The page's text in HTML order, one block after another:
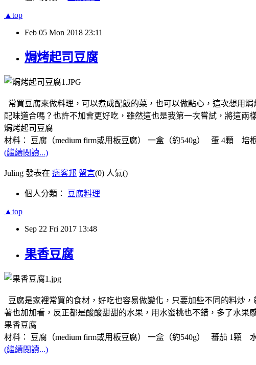
▲top
Feb 05 Mon 2018 23:11
焗烤起司豆腐
常買豆腐來做料理，可以煮成配飯的菜，也可以做點心，這次想用
配味道合嗎？也許不加會更好吃，雖然這也是我第一次嘗試，將這
焗烤起司豆腐
材料： 豆腐（medium firm或用板豆腐） 一盒（約540g） 蛋 4顆 培
(繼續閱讀...)
Juling 發表在 痞客邦 留言(0) 人氣()
個人分類： 豆腐料理
▲top
Sep 22 Fri 2017 13:48
果香豆腐
豆腐是家裡常買的食材，好吃也容易做變化，只要加些不同的料炒
著也加加看，反正都是酸酸甜甜的水果，用水蜜桃也不錯，多了水果
果香豆腐
材料： 豆腐（medium firm或用板豆腐） 一盒（約540g） 蕃茄 1顆
(繼續閱讀...)